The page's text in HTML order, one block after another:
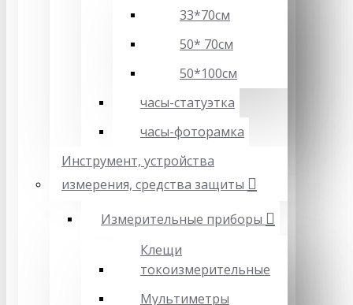
33*70см
50* 70см
50*100см
часы-статуэтка
часы-фоторамка
Инструмент, устройства
измерения, средства защиты
Измерительные приборы
Клещи
токоизмерительные
Мультиметры